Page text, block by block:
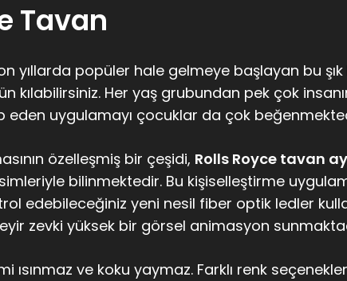
Tavan
yıllarda popüler hale gelmeye başlayan bu
kılabilirsiniz. Her yaş grubundan pek çok
eden uygulamayı çocuklar da çok
özelleşmiş bir çeşidi, Rolls Royce tavan
bilinmektedir. Bu kişiselleştirme
edebileceğiniz yeni nesil fiber optik ledler
zevki yüksek bir görsel animasyon
ısınmaz ve koku yaymaz. Farklı renk